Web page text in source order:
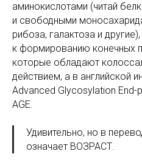
аминокислотами (читай
и свободными
рибоза, галактоза и
к формированию конечных
которые обладают
действием, а в английской
Advanced Glycosylation
AGE.
Удивительно, но в
означает ВОЗРАСТ.